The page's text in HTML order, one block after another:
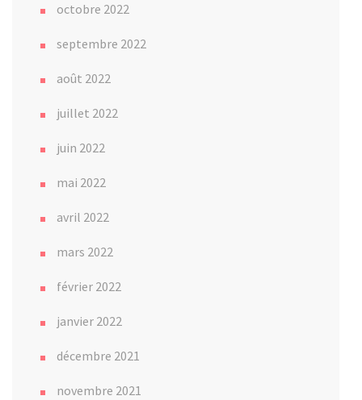
octobre 2022
septembre 2022
août 2022
juillet 2022
juin 2022
mai 2022
avril 2022
mars 2022
février 2022
janvier 2022
décembre 2021
novembre 2021